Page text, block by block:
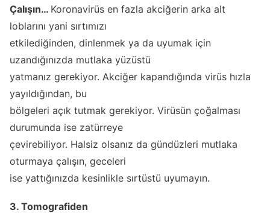
Çalışın… Koronavirüs en fazla akciğerin arka alt
loblarını yani sırtımızı
etkilediğinden, dinlenmek ya da uyumak için
uzandığınızda mutlaka yüzüstü
yatmanız gerekiyor. Akciğer kapandığında virüs hızla
yayıldığından, bu
bölgeleri açık tutmak gerekiyor. Virüsün çoğalması
durumunda ise zatürreye
çevirebiliyor. Halsiz olsanız da gündüzleri mutlaka
oturmaya çalışın, geceleri
ise yattığınızda kesinlikle sırtüstü uyumayın.
3. Tomografiden